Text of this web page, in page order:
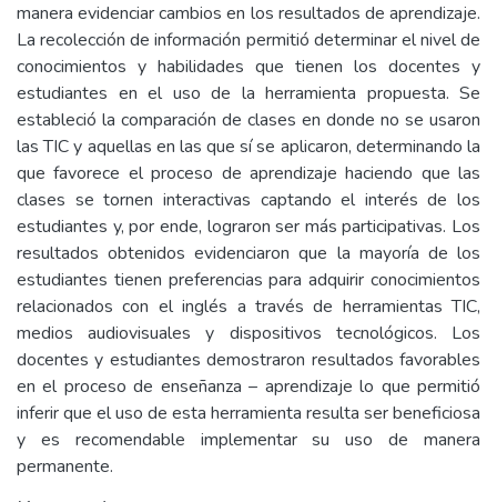
manera evidenciar cambios en los resultados de aprendizaje.
La recolección de información permitió determinar el nivel de
conocimientos y habilidades que tienen los docentes y
estudiantes en el uso de la herramienta propuesta. Se
estableció la comparación de clases en donde no se usaron
las TIC y aquellas en las que sí se aplicaron, determinando la
que favorece el proceso de aprendizaje haciendo que las
clases se tornen interactivas captando el interés de los
estudiantes y, por ende, lograron ser más participativas. Los
resultados obtenidos evidenciaron que la mayoría de los
estudiantes tienen preferencias para adquirir conocimientos
relacionados con el inglés a través de herramientas TIC,
medios audiovisuales y dispositivos tecnológicos. Los
docentes y estudiantes demostraron resultados favorables
en el proceso de enseñanza – aprendizaje lo que permitió
inferir que el uso de esta herramienta resulta ser beneficiosa
y es recomendable implementar su uso de manera
permanente.